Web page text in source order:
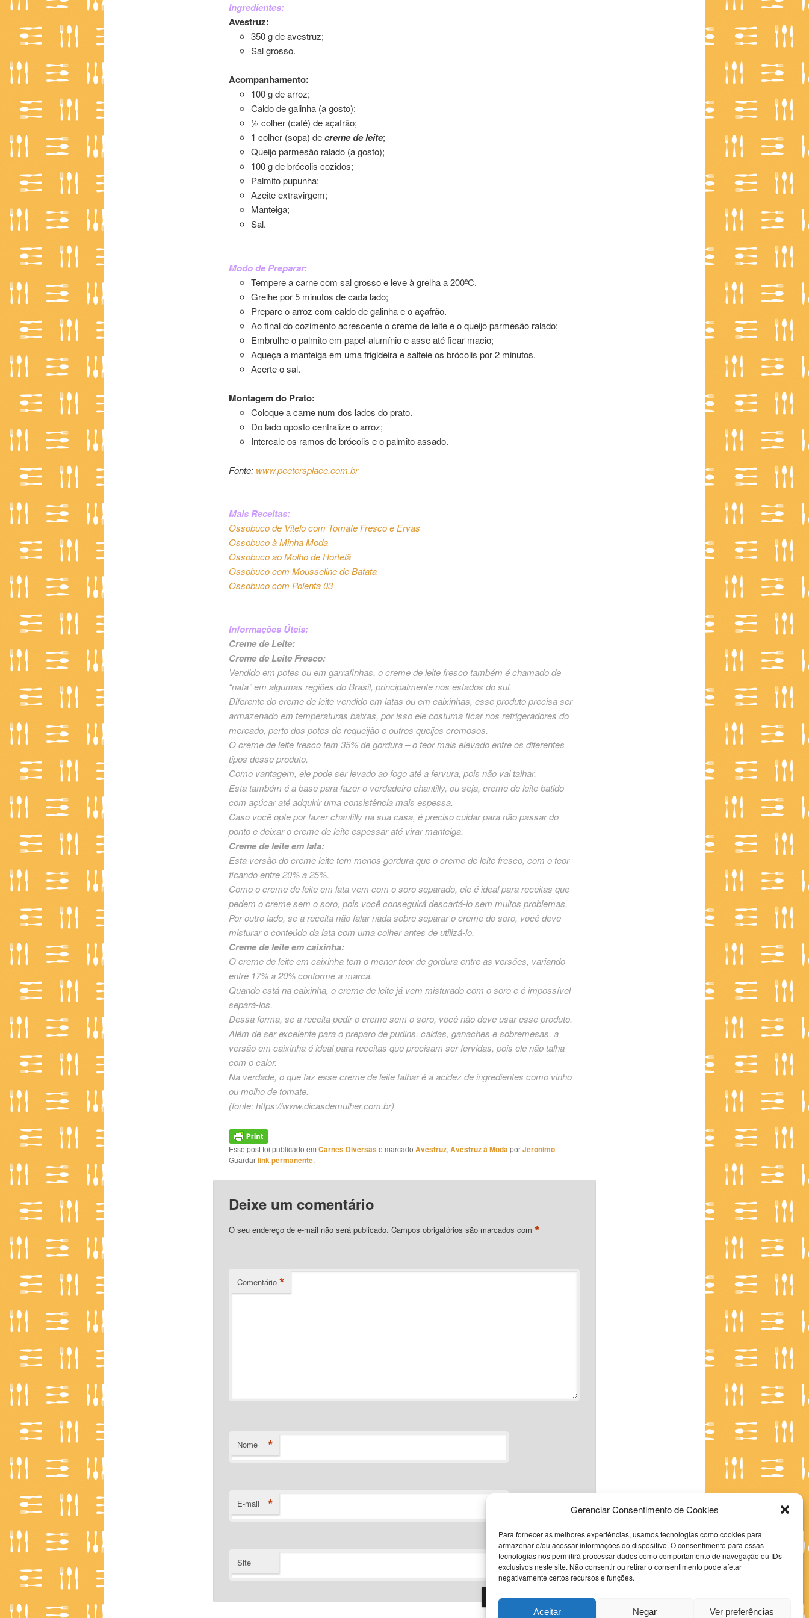
Gerenciar Consentimento de Cookies
Para fornecer as melhores experiências, usamos tecnologias como cookies para
armazenar e/ou acessar informações do dispositivo. O consentimento para essas
tecnologias nos permitirá processar dados como comportamento de navegação ou IDs
exclusivos neste site. Não consentir ou retirar o consentimento pode afetar
negativamente certos recursos e funções.
Aceitar Negar Ver preferências
Ingredientes:
Avestruz:
350 g de avestruz;
Sal grosso.
Acompanhamento:
100 g de arroz;
Caldo de galinha (a gosto);
½ colher (café) de açafrão;
1 colher (sopa) decreme de leite;
Queijo parmesão ralado (a gosto);
100 g de brócolis cozidos;
Palmito pupunha;
Azeite extravirgem;
Manteiga;
Sal.
Modo de Preparar:
Tempere a carne com sal grosso e leve à grelha a 200ºC.
Grelhe por 5 minutos de cada lado;
Prepare o arroz com caldo de galinha e o açafrão.
Ao final do cozimento acrescente o creme de leite e o queijo parmesão ralado;
Embrulhe o palmito em papel-alumínio e asse até ficar macio;
Aqueça a manteiga em uma frigideira e salteie os brócolis por 2 minutos.
Acerte o sal.
Montagem do Prato:
Coloque a carne num dos lados do prato.
Do lado oposto centralize o arroz;
Intercale os ramos de brócolis e o palmito assado.
Fonte: www.peetersplace.com.br
Mais Receitas:
Ossobuco de Vitelo com Tomate Fresco e Ervas
Ossobuco à Minha Moda
Ossobuco ao Molho de Hortelã
Ossobuco com Mousseline de Batata
Ossobuco com Polenta 03
Informações Úteis:
Creme de Leite:
Creme de Leite Fresco:
Vendido em potes ou em garrafinhas, o creme de leite fresco também é chamado de
“nata” em algumas regiões do Brasil, principalmente nos estados do sul.
Diferente do creme de leite vendido em latas ou em caixinhas, esse produto precisa ser
armazenado em temperaturas baixas, por isso ele costuma ficar nos refrigeradores do
mercado, perto dos potes de requeijão e outros queijos cremosos.
O creme de leite fresco tem 35% de gordura – o teor mais elevado entre os diferentes
tipos desse produto.
Como vantagem, ele pode ser levado ao fogo até a fervura, pois não vai talhar.
Esta também é a base para fazer o verdadeiro chantilly, ou seja, creme de leite batido
com açúcar até adquirir uma consistência mais espessa.
Caso você opte por fazer chantilly na sua casa, é preciso cuidar para não passar do
ponto e deixar o creme de leite espessar até virar manteiga.
Creme de leite em lata:
Esta versão do creme leite tem menos gordura que o creme de leite fresco, com o teor
ficando entre 20% a 25%.
Como o creme de leite em lata vem com o soro separado, ele é ideal para receitas que
pedem o creme sem o soro, pois você conseguirá descartá-lo sem muitos problemas.
Por outro lado, se a receita não falar nada sobre separar o creme do soro, você deve
misturar o conteúdo da lata com uma colher antes de utilizá-lo.
Creme de leite em caixinha:
O creme de leite em caixinha tem o menor teor de gordura entre as versões, variando
entre 17% a 20% conforme a marca.
Quando está na caixinha, o creme de leite já vem misturado com o soro e é impossível
separá-los.
Dessa forma, se a receita pedir o creme sem o soro, você não deve usar esse produto.
Além de ser excelente para o preparo de pudins, caldas, ganaches e sobremesas, a
versão em caixinha é ideal para receitas que precisam ser fervidas, pois ele não talha
com o calor.
Na verdade, o que faz esse creme de leite talhar é a acidez de ingredientes como vinho
ou molho de tomate.
(fonte:https://www.dicasdemulher.com.br)
Esse post foi publicado em Carnes Diversase marcado Avestruz, Avestruz à ModaporJeronimo.
Guardarlink permanente.
Deixe um comentário
O seu endereço de e-mail não será publicado. Campos obrigatórios são marcados com *
Comentário *
Nome *
E-mail *
Site